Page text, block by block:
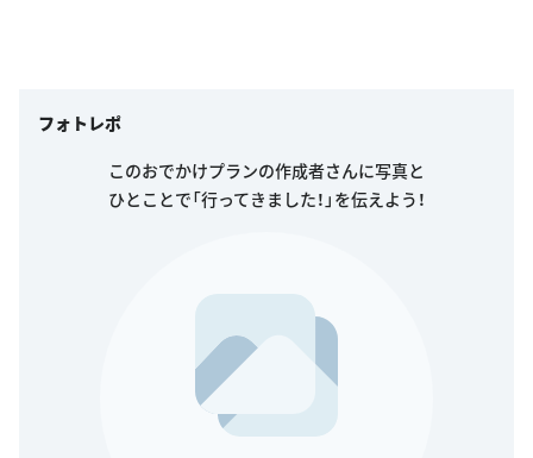
フォトレポ
このおでかけプランの作成者さんに写真と
ひとことで「行ってきました！」を伝えよう！